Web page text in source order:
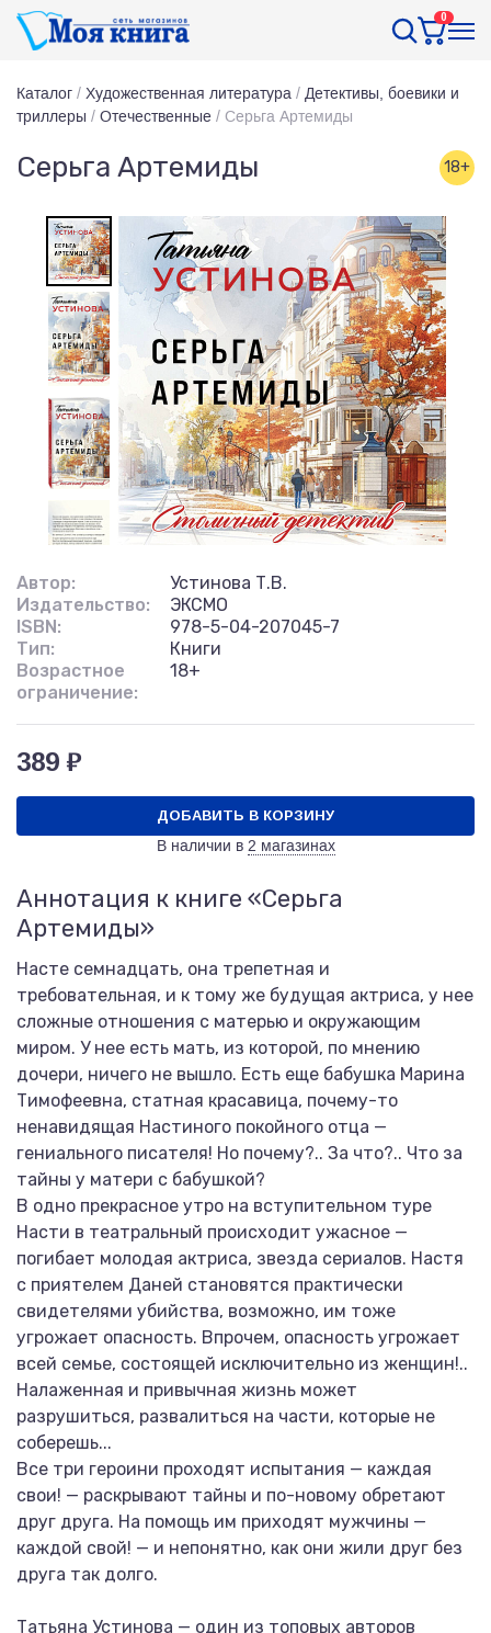
0
Каталог / Художественная литература / Детективы, боевики и
триллеры / Отечественные / Серьга Артемиды
Серьга Артемиды 18+
Автор:
Устинова Т.В.
Издательство:
ЭКСМО
ISBN:
978-5-04-207045-7
Тип:
Книги
Возрастное
ограничение:
18+
389 ₽
ДОБАВИТЬ В КОРЗИНУ
В наличии в 2 магазинах
Аннотация к книге «Серьга
Артемиды»
Насте семнадцать, она трепетная и
требовательная, и к тому же будущая актриса, у нее
сложные отношения с матерью и окружающим
миром. У нее есть мать, из которой, по мнению
дочери, ничего не вышло. Есть еще бабушка Марина
Тимофеевна, статная красавица, почему-то
ненавидящая Настиного покойного отца —
гениального писателя! Но почему?.. За что?.. Что за
тайны у матери с бабушкой?
В одно прекрасное утро на вступительном туре
Насти в театральный происходит ужасное —
погибает молодая актриса, звезда сериалов. Настя
с приятелем Даней становятся практически
свидетелями убийства, возможно, им тоже
угрожает опасность. Впрочем, опасность угрожает
всей семье, состоящей исключительно из женщин!..
Налаженная и привычная жизнь может
разрушиться, развалиться на части, которые не
соберешь...
Все три героини проходят испытания — каждая
свои! — раскрывают тайны и по-новому обретают
друг друга. На помощь им приходят мужчины —
каждой свой! — и непонятно, как они жили друг без
друга так долго.
Татьяна Устинова — один из топовых авторов